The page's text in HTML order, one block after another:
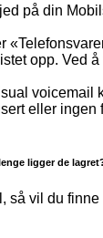
på din
opp. Ved
eller
ligger de
så vil du